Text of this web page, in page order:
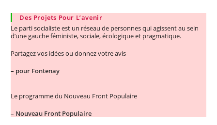
Des Projets Pour L’avenir
Le parti socialiste est un réseau de personnes qui agissent au sein
d’une gauche féministe, sociale, écologique et pragmatique.
Partagez vos idées ou donnez votre avis
– pour Fontenay
Le programme du Nouveau Front Populaire
– Nouveau Front Populaire